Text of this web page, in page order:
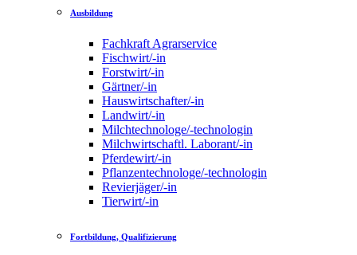
Ausbildung
Fachkraft Agrarservice
Fischwirt/-in
Forstwirt/-in
Gärtner/-in
Hauswirtschafter/-in
Landwirt/-in
Milchtechnologe/-technologin
Milchwirtschaftl. Laborant/-in
Pferdewirt/-in
Pflanzentechnologe/-technologin
Revierjäger/-in
Tierwirt/-in
Fortbildung, Qualifizierung